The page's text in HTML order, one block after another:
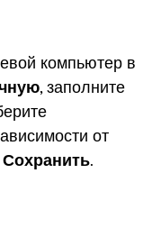
компьютер в
, заполните
от
Сохранить.